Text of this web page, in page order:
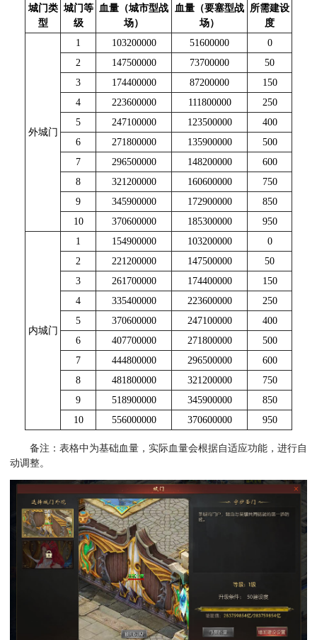
城门类
型
城门等
级
血量（城市型战
场）
血量（要塞型战
场）
所需建设
度
外城门
1 103200000 51600000
0
2
147500000 73700000
50
3
174400000 87200000
150
4
223600000 111800000
250
5
247100000 123500000
400
6
271800000 135900000
500
7
296500000 148200000
600
8
321200000 160600000
750
9
345900000 172900000
850
10
370600000 185300000 950
内城门
1 154900000 103200000
0
2
221200000 147500000
50
3
261700000 174400000
150
4
335400000 223600000
250
5
370600000 247100000
400
6
407700000 271800000
500
7
444800000 296500000
600
8
481800000 321200000
750
9
518900000 345900000
850
10
556000000 370600000 950
备注：表格中为基础血量，实际血量会根据自适应功能，进行自
动调整。